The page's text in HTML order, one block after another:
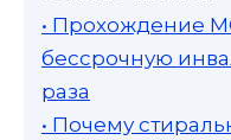
• Прохождение
бессрочную
раза
• Почему